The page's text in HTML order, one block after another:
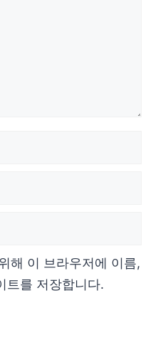
해 이 브라우저에 이름,
트를 저장합니다.